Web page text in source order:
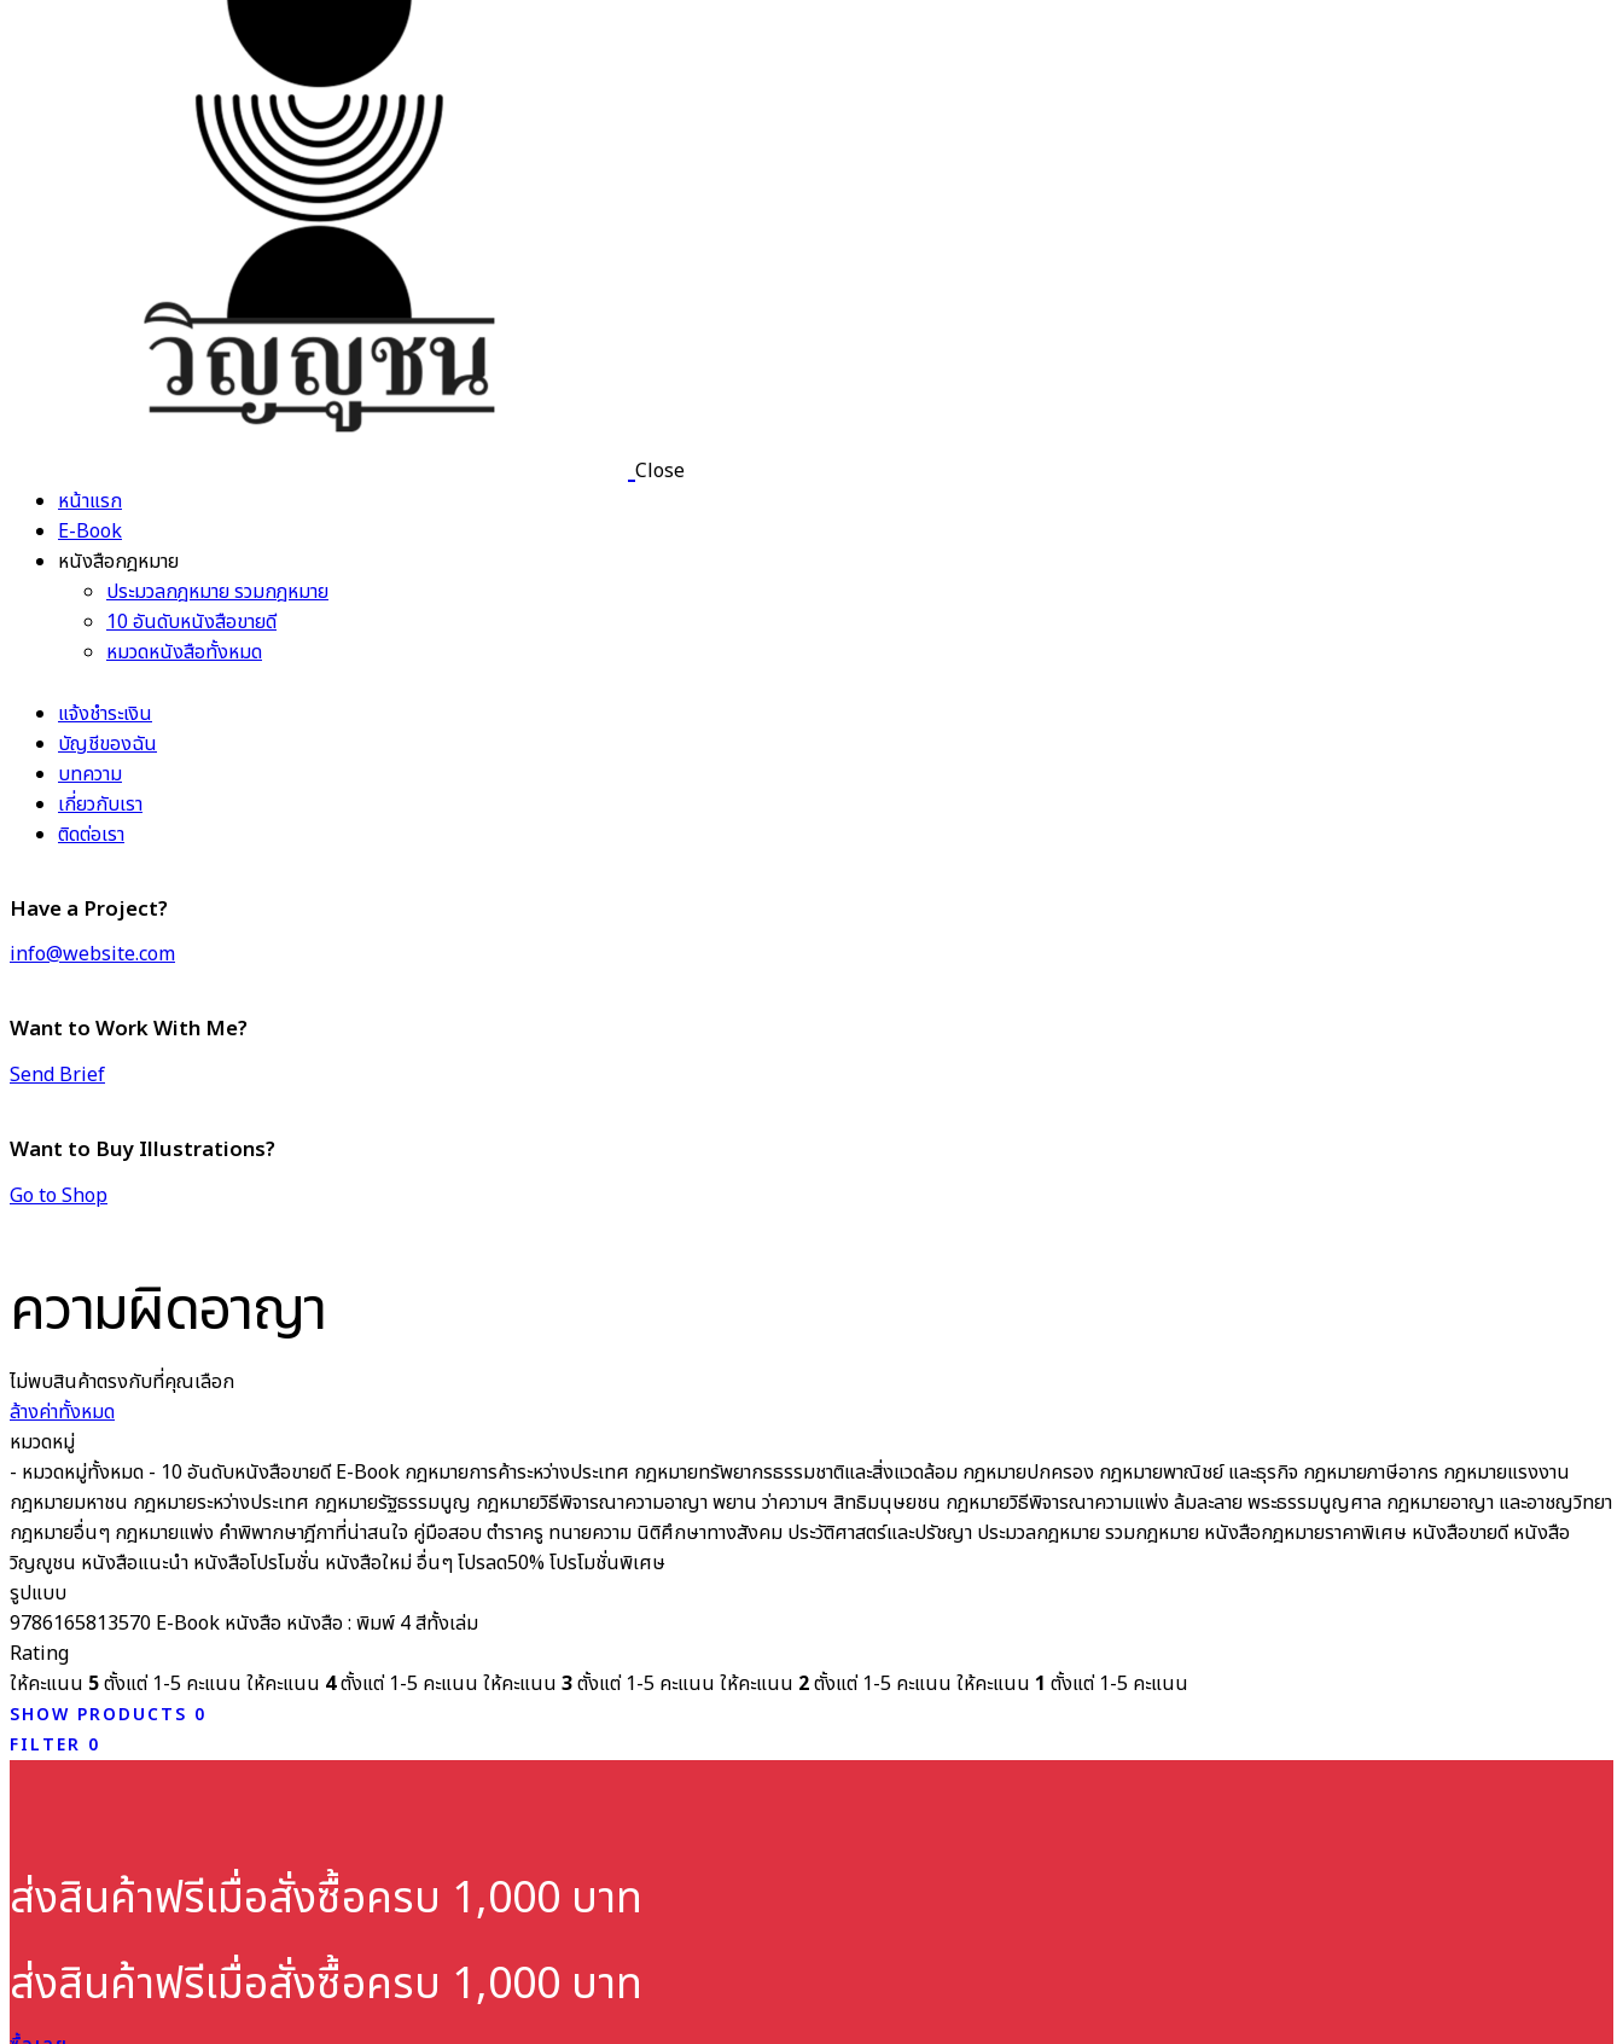
Close
หน้าแรก
E-Book
หนังสือกฎหมาย
ประมวลกฎหมาย รวมกฎหมาย
10 อันดับหนังสือขายดี
หมวดหนังสือทั้งหมด
แจ้งชำระเงิน
บัญชีของฉัน
บทความ
เกี่ยวกับเรา
ติดต่อเรา
Have a Project?
info@website.com
Want to Work With Me?
Send Brief
Want to Buy Illustrations?
Go to Shop
ความผิดอาญา
ไม่พบสินค้าตรงกับที่คุณเลือก
ล้างค่าทั้งหมด
หมวดหมู่
- หมวดหมู่ทั้งหมด - 10 อันดับหนังสือขายดี E-Book กฎหมายการค้าระหว่างประเทศ กฎหมายทรัพยากรธรรมชาติและสิ่งแวดล้อม กฎหมายปกครอง กฎหมายพาณิชย์ และธุรกิจ กฎหมายภาษีอากร กฎหมายแรงงาน
กฎหมายมหาชน กฎหมายระหว่างประเทศ กฎหมายรัฐธรรมนูญ กฎหมายวิธีพิจารณาความอาญา พยาน ว่าความฯ สิทธิมนุษยชน กฎหมายวิธีพิจารณาความแพ่ง ล้มละลาย พระธรรมนูญศาล กฎหมายอาญา และอาชญวิทยา
กฎหมายอื่นๆ กฎหมายแพ่ง คำพิพากษาฎีกาที่น่าสนใจ คู่มือสอบตำราครู ทนายความ นิติศึกษาทางสังคม ประวัติศาสตร์และปรัชญา ประมวลกฎหมาย รวมกฎหมาย หนังสือกฎหมายราคาพิเศษ หนังสือขายดี หนังสือ
วิญญูชน หนังสือแนะนำ หนังสือโปรโมชั่น หนังสือใหม่อื่นๆโปรลด50%โปรโมชั่นพิเศษ
รูปแบบ
9786165813570 E-Book หนังสือ หนังสือ : พิมพ์ 4 สีทั้งเล่ม
Rating
ให้คะแนน 5ตั้งแต่ 1-5 คะแนน ให้คะแนน 4ตั้งแต่ 1-5 คะแนน ให้คะแนน 3ตั้งแต่ 1-5 คะแนน ให้คะแนน 2ตั้งแต่ 1-5 คะแนน ให้คะแนน 1 ตั้งแต่ 1-5 คะแนน
SHOW PRODUCTS 0
FILTER 0
ส่งสินค้าฟรีเมื่อสั่งซื้อครบ 1,000 บาท
ส่งสินค้าฟรีเมื่อสั่งซื้อครบ 1,000 บาท